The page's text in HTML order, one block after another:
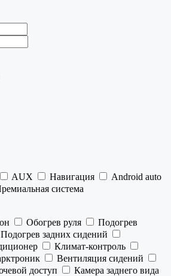
AUX Навигация
Android auto
система
Обогрев руля
Подогрев
Подогрев задних сидений
Климат-контроль
Вентиляция сидений
доступ
Камера заднего вида